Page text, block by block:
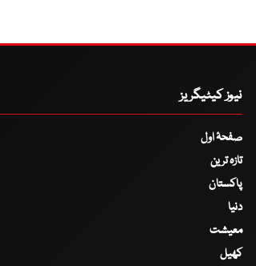
نیوز کیٹیگریز
صفحۂ اول
تازہ ترین
پاکستان
دنیا
معیشت
کھیل